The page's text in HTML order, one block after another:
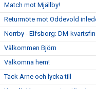
Match mot Mjällby!
Returmöte mot Oddevold
Norrby - Elfsborg: DM-
Välkommen Björn
Välkomna hem!
Tack Arne och lycka till